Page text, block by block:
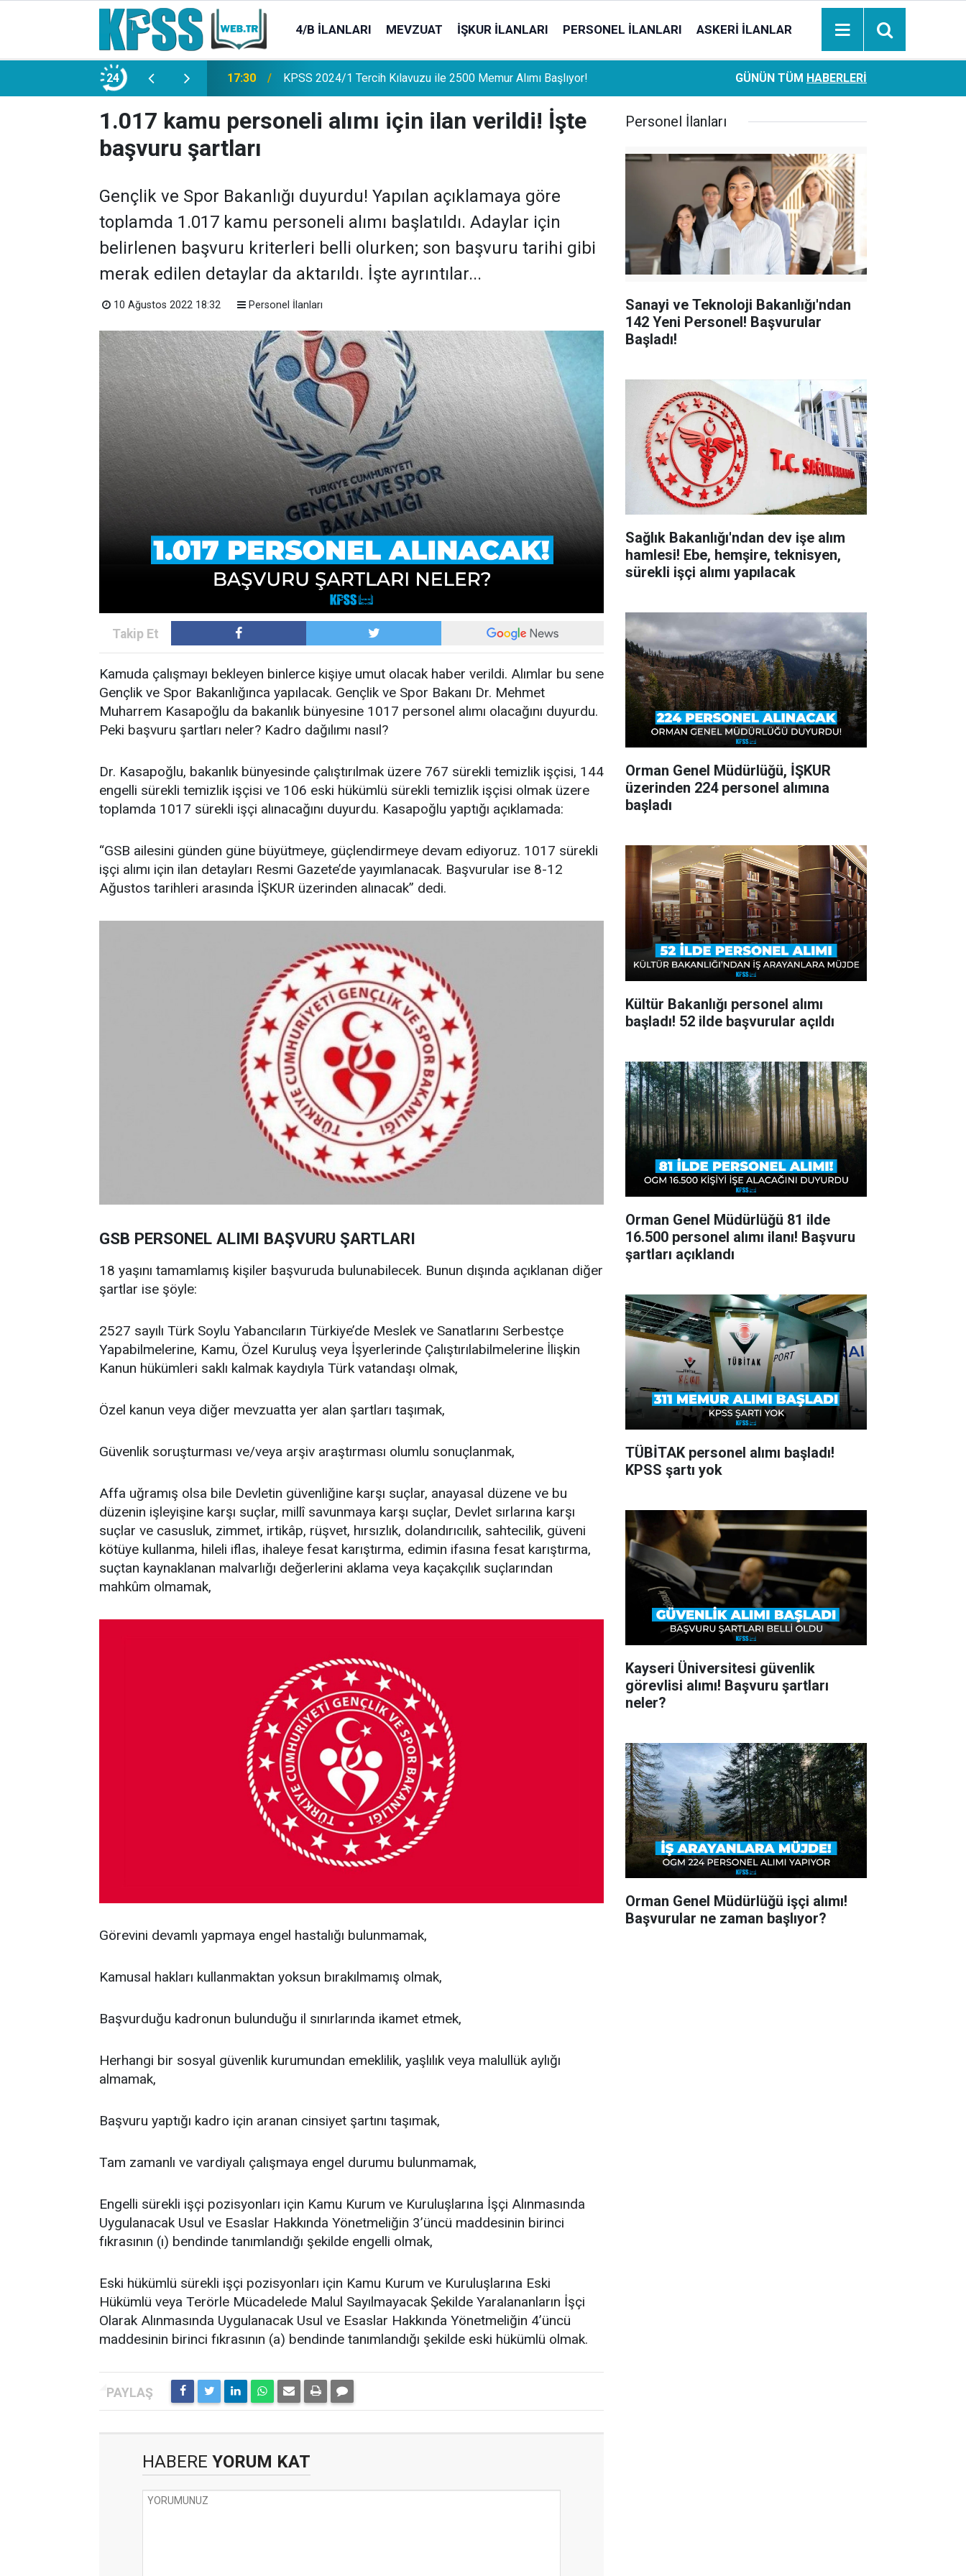
4/B İLANLARI MEVZUAT İŞKUR İLANLARI PERSONEL İLANLARI ASKERI İLANLAR
24
Memur Alımı Başlıyor! 21:20 TL Mevduat Sahipleri İçin Önemli Gelişme: Stopaj Oranları Artıyor!
Ziraat Bankası başvuran emeklilere hemen ödeme
hesaplara geçiyor
GÜNÜN TÜM HABERLERI
1.017 kamu personeli alımı için ilan verildi! İşte
başvuru şartları
Gençlik ve Spor Bakanlığı duyurdu! Yapılan açıklamaya göre
toplamda 1.017 kamu personeli alımı başlatıldı. Adaylar için
belirlenen başvuru kriterleri belli olurken; son başvuru tarihi gibi
merak edilen detaylar da aktarıldı. İşte ayrıntılar...
10 Ağustos 2022 18:32 Personel İlanları
Kamuda çalışmayı bekleyen binlerce kişiye umut olacak haber verildi. Alımlar bu sene
Gençlik ve Spor Bakanlığınca yapılacak. Gençlik ve Spor Bakanı Dr. Mehmet
Muharrem Kasapoğlu da bakanlık bünyesine 1017 personel alımı olacağını duyurdu.
Peki başvuru şartları neler? Kadro dağılımı nasıl?
Dr. Kasapoğlu, bakanlık bünyesinde çalıştırılmak üzere 767 sürekli temizlik işçisi, 144
engelli sürekli temizlik işçisi ve 106 eski hükümlü sürekli temizlik işçisi olmak üzere
toplamda 1017 sürekli işçi alınacağını duyurdu. Kasapoğlu yaptığı açıklamada:
“GSB ailesini günden güne büyütmeye, güçlendirmeye devam ediyoruz. 1017 sürekli
işçi alımı için ilan detayları Resmi Gazete’de yayımlanacak. Başvurular ise 8-12
Ağustos tarihleri arasında İŞKUR üzerinden alınacak” dedi.
GSB PERSONEL ALIMI BAŞVURU ŞARTLARI
18 yaşını tamamlamış kişiler başvuruda bulunabilecek. Bunun dışında açıklanan diğer
şartlar ise şöyle:
2527 sayılı Türk Soylu Yabancıların Türkiye’de Meslek ve Sanatlarını Serbestçe
Yapabilmelerine, Kamu, Özel Kuruluş veya İşyerlerinde Çalıştırılabilmelerine İlişkin
Kanun hükümleri saklı kalmak kaydıyla Türk vatandaşı olmak,
Özel kanun veya diğer mevzuatta yer alan şartları taşımak,
Güvenlik soruşturması ve/veya arşiv araştırması olumlu sonuçlanmak,
Affa uğramış olsa bile Devletin güvenliğine karşı suçlar, anayasal düzene ve bu
düzenin işleyişine karşı suçlar, millî savunmaya karşı suçlar, Devlet sırlarına karşı
suçlar ve casusluk, zimmet, irtikâp, rüşvet, hırsızlık, dolandırıcılık, sahtecilik, güveni
kötüye kullanma, hileli iflas, ihaleye fesat karıştırma, edimin ifasına fesat karıştırma,
suçtan kaynaklanan malvarlığı değerlerini aklama veya kaçakçılık suçlarından
mahkûm olmamak,
Görevini devamlı yapmaya engel hastalığı bulunmamak,
Kamusal hakları kullanmaktan yoksun bırakılmamış olmak,
Başvurduğu kadronun bulunduğu il sınırlarında ikamet etmek,
Herhangi bir sosyal güvenlik kurumundan emeklilik, yaşlılık veya malullük aylığı
almamak,
Başvuru yaptığı kadro için aranan cinsiyet şartını taşımak,
Tam zamanlı ve vardiyalı çalışmaya engel durumu bulunmamak,
Engelli sürekli işçi pozisyonları için Kamu Kurum ve Kuruluşlarına İşçi Alınmasında
Uygulanacak Usul ve Esaslar Hakkında Yönetmeliğin 3’üncü maddesinin birinci
fıkrasının (ı) bendinde tanımlandığı şekilde engelli olmak,
Eski hükümlü sürekli işçi pozisyonları için Kamu Kurum ve Kuruluşlarına Eski
Hükümlü veya Terörle Mücadelede Malul Sayılmayacak Şekilde Yaralananların İşçi
Olarak Alınmasında Uygulanacak Usul ve Esaslar Hakkında Yönetmeliğin 4’üncü
maddesinin birinci fıkrasının (a) bendinde tanımlandığı şekilde eski hükümlü olmak.
HABERE YORUM KAT
Personel İlanları
Sanayi ve Teknoloji Bakanlığı'ndan
142 Yeni Personel! Başvurular
Başladı!
Sağlık Bakanlığı'ndan dev işe alım
hamlesi! Ebe, hemşire, teknisyen,
sürekli işçi alımı yapılacak
Orman Genel Müdürlüğü, İŞKUR
üzerinden 224 personel alımına
başladı
Kültür Bakanlığı personel alımı
başladı! 52 ilde başvurular açıldı
Orman Genel Müdürlüğü 81 ilde
16.500 personel alımı ilanı! Başvuru
şartları açıklandı
TÜBİTAK personel alımı başladı!
KPSS şartı yok
Kayseri Üniversitesi güvenlik
görevlisi alımı! Başvuru şartları
neler?
Orman Genel Müdürlüğü işçi alımı!
Başvurular ne zaman başlıyor?